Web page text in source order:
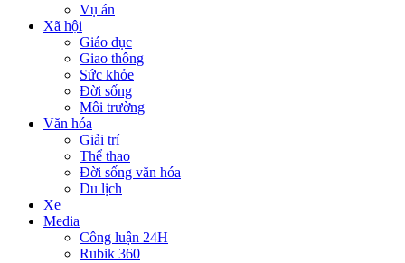
Vụ án
Xã hội
Giáo dục
Giao thông
Sức khỏe
Đời sống
Môi trường
Văn hóa
Giải trí
Thể thao
Đời sống văn hóa
Du lịch
Xe
Media
Công luận 24H
Rubik 360